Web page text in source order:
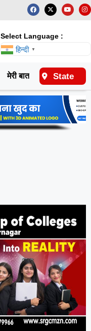
Select Language :
हिन्दी ▼
मेरी बात राष्ट्रीय
State